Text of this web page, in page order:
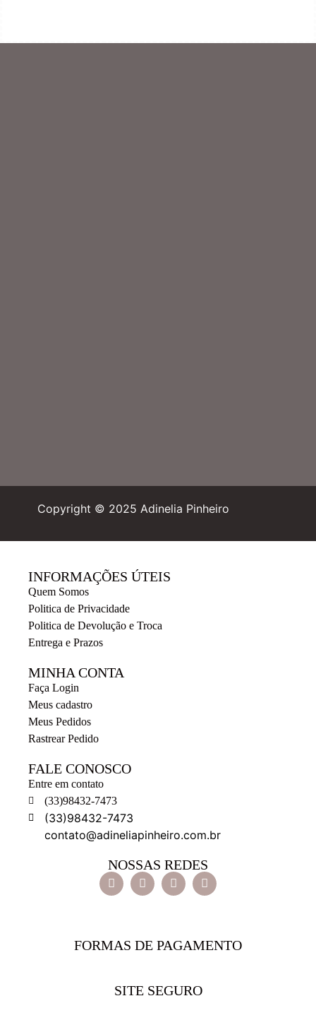
Copyright © 2025 Adinelia Pinheiro
INFORMAÇÕES ÚTEIS
Quem Somos
Politica de Privacidade
Politica de Devolução e Troca
Entrega e Prazos
MINHA CONTA
Faça Login
Meus cadastro
Meus Pedidos
Rastrear Pedido
FALE CONOSCO
Entre em contato
(33)98432-7473
(33)98432-7473
contato@adineliapinheiro.com.br
NOSSAS REDES
FORMAS DE PAGAMENTO
SITE SEGURO